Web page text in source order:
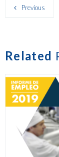
Previous
Related